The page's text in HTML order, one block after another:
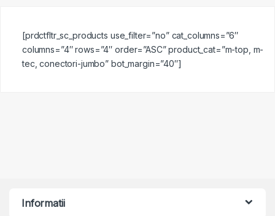
[prdctfltr_sc_products use_filter=”no” cat_columns=”6″
columns=”4″ rows=”4″ order=”ASC” product_cat=”m-top, m-
tec, conectori-jumbo” bot_margin=”40″]
Informatii